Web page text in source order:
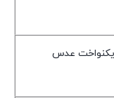
یکنواخت عدس